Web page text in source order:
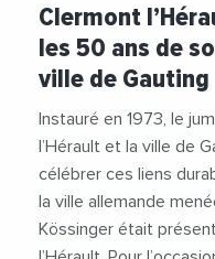
#Patrimoine
Clermont
les 50 ans de
ville de Gauting
Instauré en 1973, le
l’Hérault et la ville de
célébrer ces liens
la ville allemande
Kössinger était